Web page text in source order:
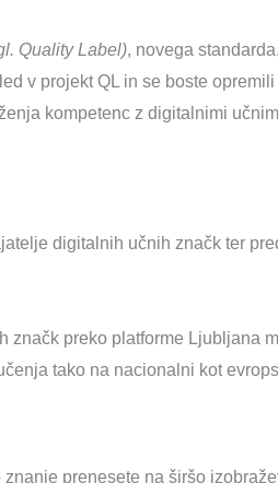
Quality Label), novega
v projekt QL in se boste
kompetenc z digitalnimi
digitalnih učnih značk ter
preko platforme Ljubljana
tako na nacionalni kot
prenesete na širšo